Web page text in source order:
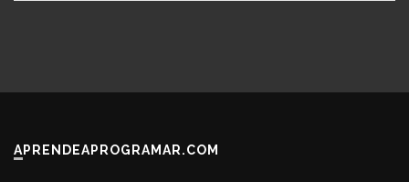
APRENDEAPROGRAMAR.COM